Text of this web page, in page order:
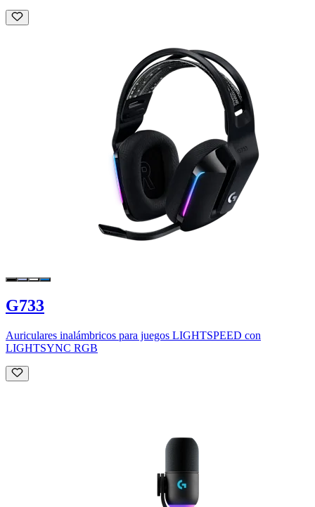
G733
Auriculares inalámbricos para juegos LIGHTSPEED con
LIGHTSYNC RGB